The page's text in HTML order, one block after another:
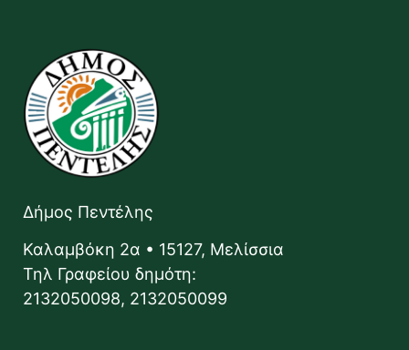
Δήμος Πεντέλης
Καλαμβόκη 2α • 15127, Μελίσσια
Τηλ Γραφείου δημότη:
2132050098, 2132050099